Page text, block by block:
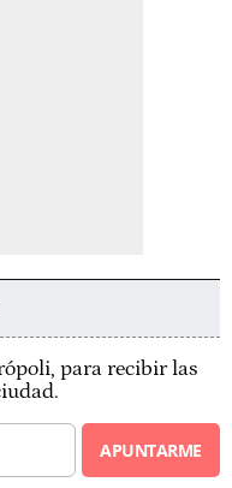
para recibir las
APUNTARME